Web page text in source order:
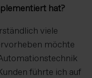
hat?
viele
möchte
führte ich auf